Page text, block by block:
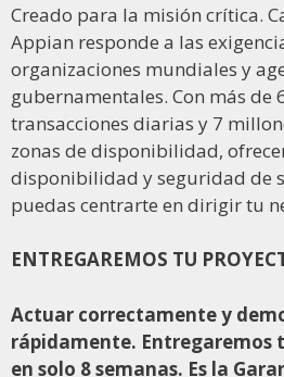
Creado para la misión crítica.
Appian responde a las
organizaciones mundiales y
gubernamentales. Con más de
transacciones diarias y 7
zonas de disponibilidad,
disponibilidad y seguridad de
puedas centrarte en dirigir tu
ENTREGAREMOS TU
Actuar correctamente y
rápidamente. Entregaremos
en solo 8 semanas. Es la